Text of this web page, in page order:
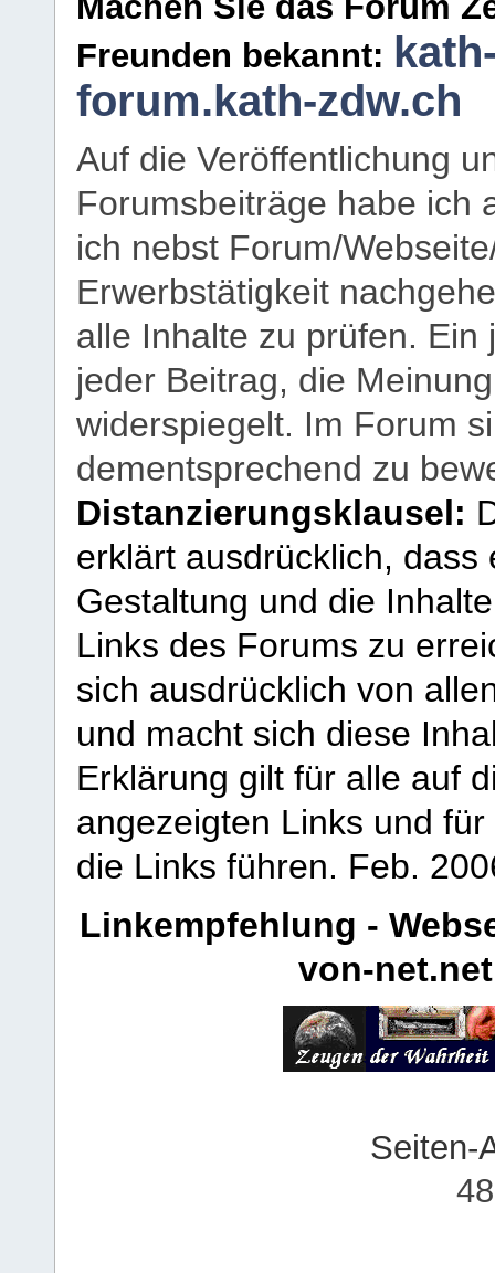
Freunden bekannt:
forum.kath-zdw.ch
Auf die Veröffentlichung
Forumsbeiträge habe ich
ich nebst Forum/
Erwerbstätigkeit
alle Inhalte zu prüfen.
jeder Beitrag, die
widerspiegelt. Im Forum
dementsprechend zu
Distanzierungsklausel:
erklärt ausdrücklich,
Gestaltung und die
Links des Forums zu
sich ausdrücklich von
und macht sich diese
Erklärung gilt für alle auf
angezeigten Links und
die Links führen. Feb.
Linkempfehlung -
von-net.net
Seiten-